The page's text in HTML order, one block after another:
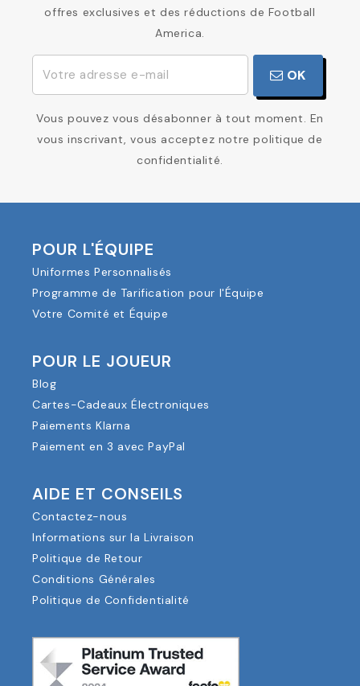
offres exclusives et des réductions de Football
America.
OK
Vous pouvez vous désabonner à tout moment. En
vous inscrivant, vous acceptez notre politique de
confidentialité.
POUR L'ÉQUIPE
Uniformes Personnalisés
Programme de Tarification pour l'Équipe
Votre Comité et Équipe
POUR LE JOUEUR
Blog
Cartes-Cadeaux Électroniques
Paiements Klarna
Paiement en 3 avec PayPal
AIDE ET CONSEILS
Contactez-nous
Informations sur la Livraison
Politique de Retour
Conditions Générales
Politique de Confidentialité